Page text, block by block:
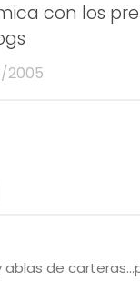
con los
2005
de